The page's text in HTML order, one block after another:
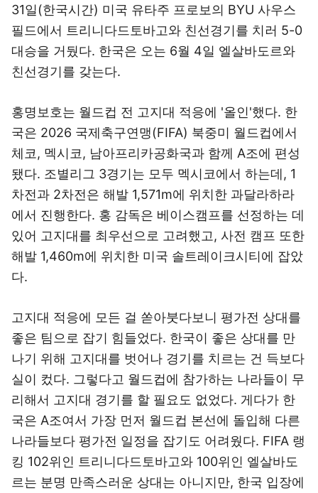
31일(한국시간) 미국 유타주 프로보의 BYU 사우스
필드에서 트리니다드토바고와 친선경기를 치러 5-0
대승을 거뒀다. 한국은 오는 6월 4일 엘살바도르와
친선경기를 갖는다.
홍명보호는 월드컵 전 고지대 적응에 '올인'했다. 한
국은 2026 국제축구연맹(FIFA) 북중미 월드컵에서
체코, 멕시코, 남아프리카공화국과 함께 A조에 편성
됐다. 조별리그 3경기는 모두 멕시코에서 하는데, 1
차전과 2차전은 해발 1,571m에 위치한 과달라하라
에서 진행한다. 홍 감독은 베이스캠프를 선정하는 데
있어 고지대를 최우선으로 고려했고, 사전 캠프 또한
해발 1,460m에 위치한 미국 솔트레이크시티에 잡았
다.
고지대 적응에 모든 걸 쏟아붓다보니 평가전 상대를
좋은 팀으로 잡기 힘들었다. 한국이 좋은 상대를 만
나기 위해 고지대를 벗어나 경기를 치르는 건 득보다
실이 컸다. 그렇다고 월드컵에 참가하는 나라들이 무
리해서 고지대 경기를 할 필요도 없었다. 게다가 한
국은 A조여서 가장 먼저 월드컵 본선에 돌입해 다른
나라들보다 평가전 일정을 잡기도 어려웠다. FIFA 랭
킹 102위인 트리니다드토바고와 100위인 엘살바도
르는 분명 만족스러운 상대는 아니지만, 한국 입장에